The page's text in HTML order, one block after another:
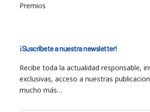
Premios
¡Suscríbete a nuestra newsletter!
Recibe toda la actualidad responsable,
exclusivas, acceso a nuestras
mucho más…